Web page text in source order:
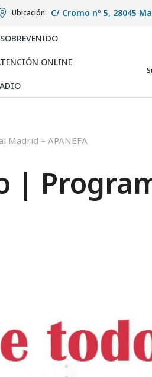
Ubicación: C/ Cromo nº 5, 28045
ONLINE
Madrid – APANEFA
|